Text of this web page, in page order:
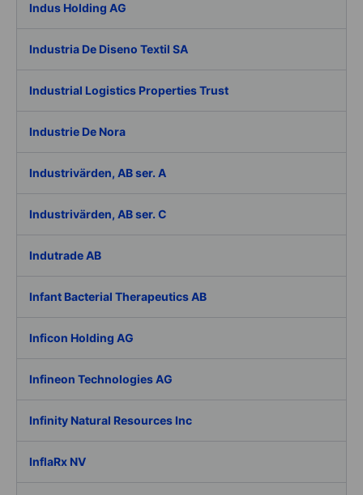
Indus Holding AG
Industria De Diseno Textil SA
Industrial Logistics Properties Trust
Industrie De Nora
Industrivärden, AB ser. A
Industrivärden, AB ser. C
Indutrade AB
Infant Bacterial Therapeutics AB
Inficon Holding AG
Infineon Technologies AG
Infinity Natural Resources Inc
InflaRx NV